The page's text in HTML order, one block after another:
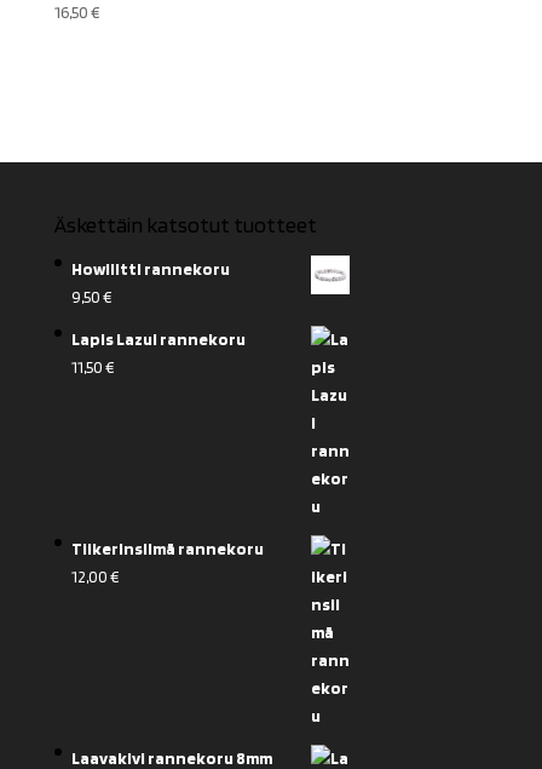
16,50€
Äskettäin katsotut tuotteet
Howliitti rannekoru
9,50€
Lapis Lazul rannekoru
11,50€
Tiikerinsilmä rannekoru
12,00€
Laavakivi rannekoru 8mm